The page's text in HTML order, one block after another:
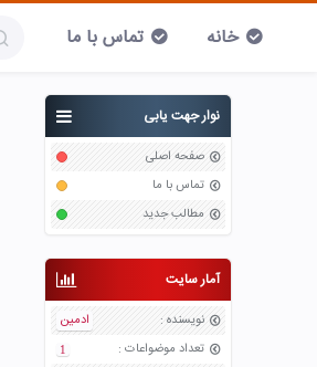
خانه تماس با ما
نوار جهت یابی
صفحه اصلی
تماس با ما
مطالب جدید
آمار سایت
نویسنده :
ادمین
تعداد موضواعات :
1